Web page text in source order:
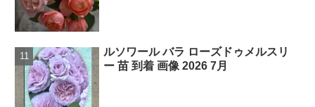
ルソワール バラ ローズドゥメルスリ
ー 苗 到着 画像 2026 7月